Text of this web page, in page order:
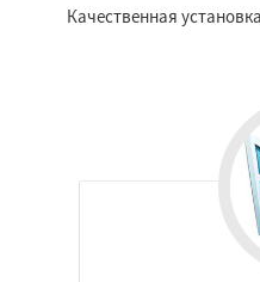
Качественная